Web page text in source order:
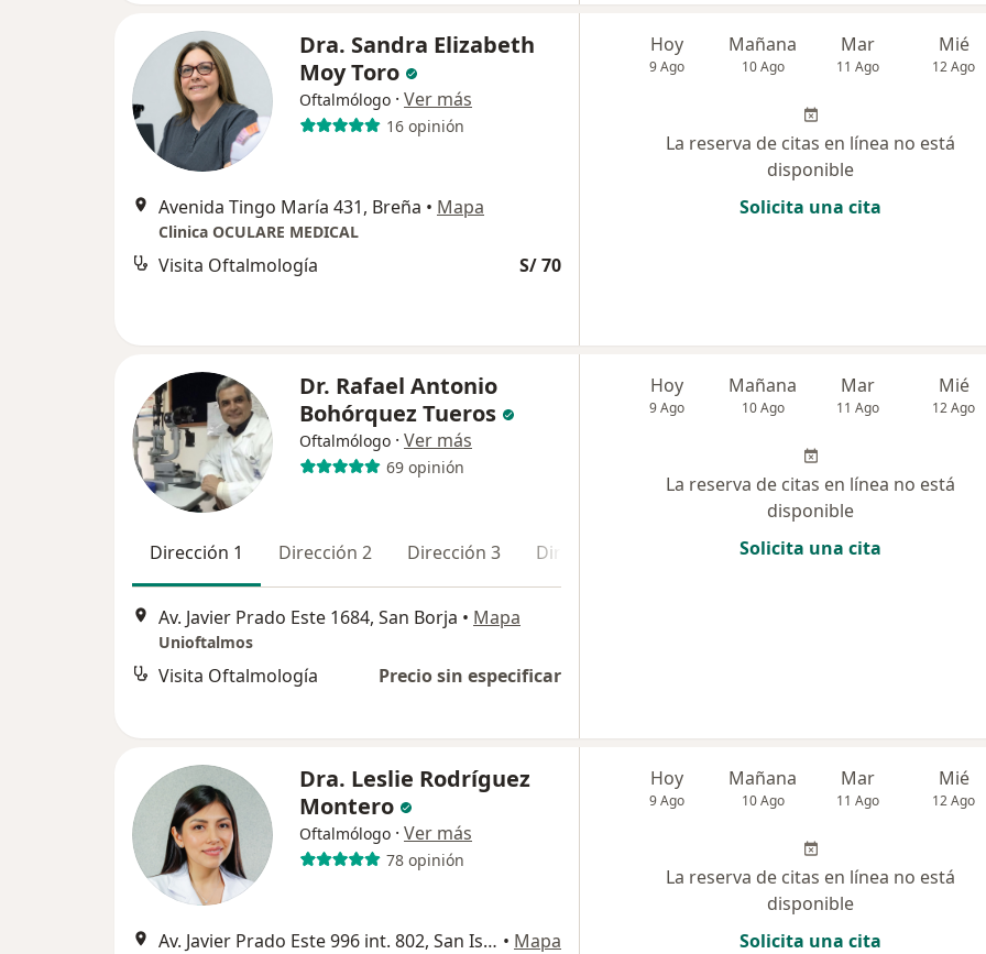
Dra. Sandra Elizabeth
Moy Toro
Oftalmólogo · Ver más
16 opinión
Avenida Tingo María 431, Breña • Mapa
Clinica OCULARE MEDICAL
Visita Oftalmología S/ 70
Hoy
9 Ago
Mañana
10 Ago
Mar
11 Ago
Mié
12 Ago
La reserva de citas en línea no está
disponible
Solicita una cita
Dr. Rafael Antonio
Bohórquez Tueros
Oftalmólogo · Ver más
69 opinión
Dirección 1 Dirección 2 Dirección 3 Dirección 4
Av. Javier Prado Este 1684, San Borja • Mapa
Unioftalmos
Visita Oftalmología Precio sin especificar
Hoy
9 Ago
Mañana
10 Ago
Mar
11 Ago
Mié
12 Ago
La reserva de citas en línea no está
disponible
Solicita una cita
Dra. Leslie Rodríguez
Montero
Oftalmólogo · Ver más
78 opinión
Av. Javier Prado Este 996 int. 802, San Isidro • Mapa
Hoy
9 Ago
Mañana
10 Ago
Mar
11 Ago
Mié
12 Ago
La reserva de citas en línea no está
disponible
Solicita una cita